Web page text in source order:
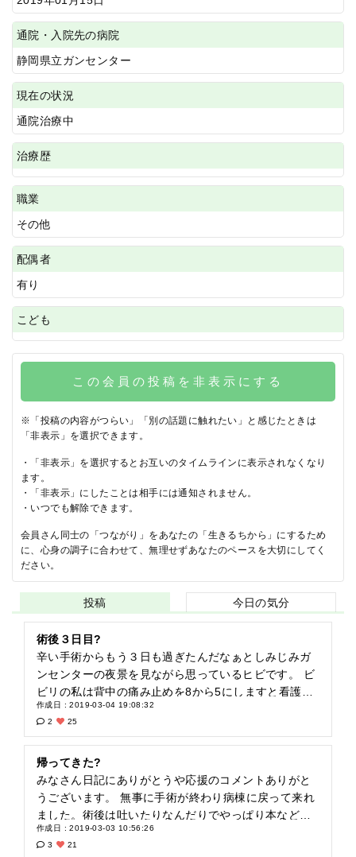
通院・入院先の病院
静岡県立ガンセンター
現在の状況
通院治療中
治療歴
職業
その他
配偶者
有り
こども
この会員の投稿を非表示にする
※「投稿の内容がつらい」「別の話題に触れたい」と感じたときは
「非表示」を選択できます。
・「非表示」を選択するとお互いのタイムラインに表示されなくなり
ます。
・「非表示」にしたことは相手には通知されません。
・いつでも解除できます。
会員さん同士の「つながり」をあなたの「生きるちから」にするため
に、心身の調子に合わせて、無理せずあなたのペースを大切にしてく
ださい。
投稿 今日の気分
術後３日目?
辛い手術からもう３日も過ぎたんだなぁとしみじみガ
ンセンターの夜景を見ながら思っているヒビです。 ビ
ビリの私は背中の痛み止めを8から5にしますと看護師
さんに言われていても、えー嫌だなぁと断り続けてい
たら、昼ぐらいから今まで感じた事のない、背中の痛
み止みやお腹の痛み…うん⁈なんかおかしいぞ？ と思
い看護師さんに聞いたら、実はね、朝から５にしてた
の〜って❗️やるな看護師さん(笑)でも別に耐えられない
痛みではないなって感じています。でもいとしの痛み
止め外されたらどうなんだろ〜とまたビビリな私は心
配してます。 今はそれとお腹の液？がいっぱいガーゼ
からシミシミして嫌です〜恥ずかしいけど紙パンツを
作成日 : 2019-03-04 19:08:32
2
25
帰ってきた?
みなさん日記にありがとうや応援のコメントありがと
うございます。 無事に手術が終わり病棟に戻って来れ
ました。術後は吐いたりなんだりでやっぱり本など読
む余裕があるわけもなく…私は朦朧と過ごしておりま
した。昨日も病棟に戻ってはきても痛みで携帯に触れ
作成日 : 2019-03-03 10:56:26
3
21